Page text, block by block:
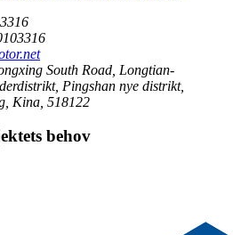
South Road, Longtian-
Pingshan nye distrikt,
Kina, 518122
behov